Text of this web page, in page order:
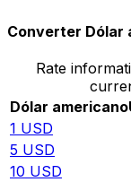
Converter Dólar
Rate
Dólar americano
1 USD
5 USD
10 USD